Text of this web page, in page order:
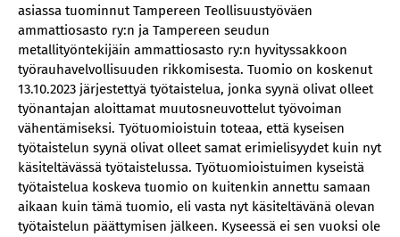
asiassa tuominnut Tampereen Teollisuustyöväen
ammattiosasto ry:n ja Tampereen seudun
metallityöntekijäin ammattiosasto ry:n hyvityssakkoon
työrauhavelvollisuuden rikkomisesta. Tuomio on koskenut
13.10.2023 järjestettyä työtaistelua, jonka syynä olivat olleet
työnantajan aloittamat muutosneuvottelut työvoiman
vähentämiseksi. Työtuomioistuin toteaa, että kyseisen
työtaistelun syynä olivat olleet samat erimielisyydet kuin nyt
käsiteltävässä työtaistelussa. Työtuomioistuimen kyseistä
työtaistelua koskeva tuomio on kuitenkin annettu samaan
aikaan kuin tämä tuomio, eli vasta nyt käsiteltävänä olevan
työtaistelun päättymisen jälkeen. Kyseessä ei sen vuoksi ole